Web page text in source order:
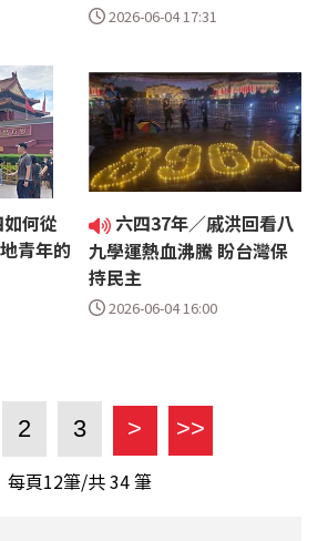
2026-06-04 17:31
何從
青年的
六四37年／戚洪回看八
九學運熱血沸騰 盼台灣保
持民主
2026-06-04 16:00
2 3 > >>
每頁12筆/共34筆